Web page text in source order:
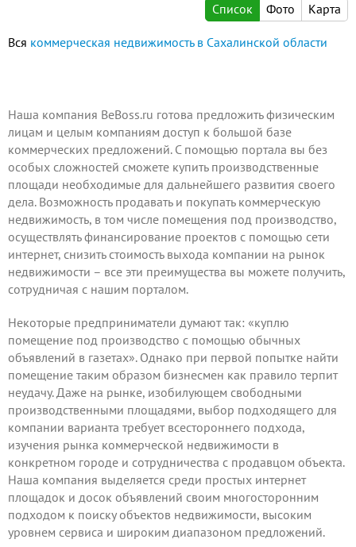
Список
Фото Карта
Вся коммерческая недвижимость в Сахалинской области
Наша компания BeBoss.ru готова предложить физическим
лицам и целым компаниям доступ к большой базе
коммерческих предложений. С помощью портала вы без
особых сложностей сможете купить производственные
площади необходимые для дальнейшего развития своего
дела. Возможность продавать и покупать коммерческую
недвижимость, в том числе помещения под производство,
осуществлять финансирование проектов с помощью сети
интернет, снизить стоимость выхода компании на рынок
недвижимости – все эти преимущества вы можете получить,
сотрудничая с нашим порталом.
Некоторые предприниматели думают так: «куплю
помещение под производство с помощью обычных
объявлений в газетах». Однако при первой попытке найти
помещение таким образом бизнесмен как правило терпит
неудачу. Даже на рынке, изобилующем свободными
производственными площадями, выбор подходящего для
компании варианта требует всестороннего подхода,
изучения рынка коммерческой недвижимости в
конкретном городе и сотрудничества с продавцом объекта.
Наша компания выделяется среди простых интернет
площадок и досок объявлений своим многосторонним
подходом к поиску объектов недвижимости, высоким
уровнем сервиса и широким диапазоном предложений.